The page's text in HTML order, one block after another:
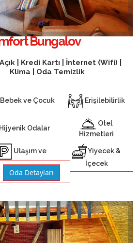
Bungalov
| Kredi Kartı | İnternet (Wifi) |
Klima | Oda Temizlik
ve Çocuk Erişilebilirlik
Hijyenik Odalar
Otel
Hizmetleri
Ulaşım ve
Otopark
Yiyecek &
İçecek
Oda Detayları